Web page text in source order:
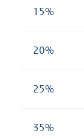
15%
20%
25%
35%